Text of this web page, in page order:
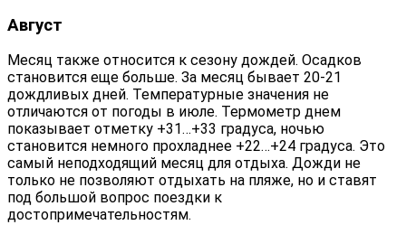
Август
Месяц также относится к сезону дождей. Осадков
становится еще больше. За месяц бывает 20-21
дождливых дней. Температурные значения не
отличаются от погоды в июле. Термометр днем
показывает отметку +31…+33 градуса, ночью
становится немного прохладнее +22…+24 градуса. Это
самый неподходящий месяц для отдыха. Дожди не
только не позволяют отдыхать на пляже, но и ставят
под большой вопрос поездки к
достопримечательностям.